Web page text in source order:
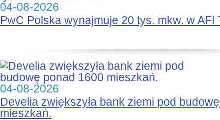
04-08-2026
PwC Polska wynajmuje 20 tys. mkw. w AFI
04-08-2026
Develia zwiększyła bank ziemi pod
mieszkań.